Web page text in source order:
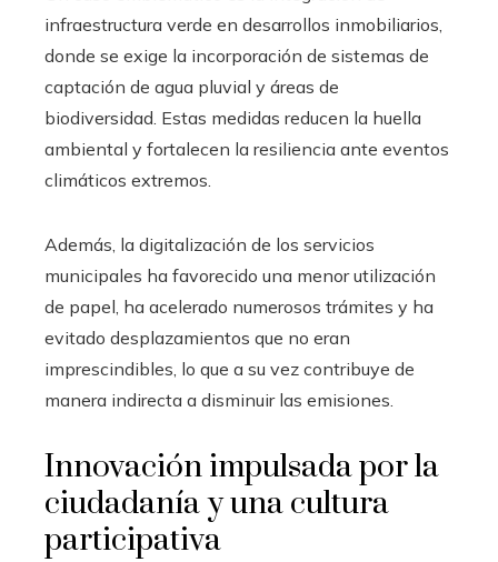
infraestructura verde en desarrollos inmobiliarios,
donde se exige la incorporación de sistemas de
captación de agua pluvial y áreas de
biodiversidad. Estas medidas reducen la huella
ambiental y fortalecen la resiliencia ante eventos
climáticos extremos.
Además, la digitalización de los servicios
municipales ha favorecido una menor utilización
de papel, ha acelerado numerosos trámites y ha
evitado desplazamientos que no eran
imprescindibles, lo que a su vez contribuye de
manera indirecta a disminuir las emisiones.
Innovación impulsada por la
ciudadanía y una cultura
participativa